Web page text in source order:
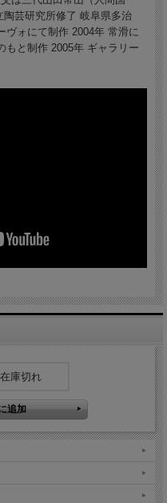
芸研究所修了 岐阜県多治
ォにて制作 2004年 常滑に
もと制作 2005年 ギャラリー
在庫切れ